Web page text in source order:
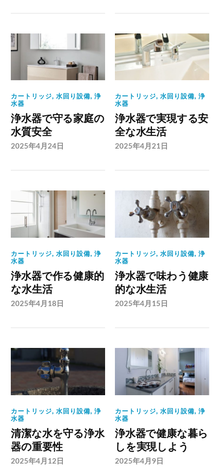
カートリッジ,水回り設備,浄
水器
浄水器で守る家庭の
水質安全
2025年4月24日
カートリッジ,水回り設備,浄
水器
浄水器で実現する安
全な水生活
2025年4月21日
カートリッジ,水回り設備,浄
水器
浄水器で作る健康的
な水生活
2025年4月18日
カートリッジ,水回り設備,浄
水器
浄水器で味わう健康
的な水生活
2025年4月15日
カートリッジ,水回り設備,浄
水器
清潔な水を守る浄水
器の重要性
2025年4月12日
カートリッジ,水回り設備,浄
水器
浄水器で健康な暮ら
しを実現しよう
2025年4月9日